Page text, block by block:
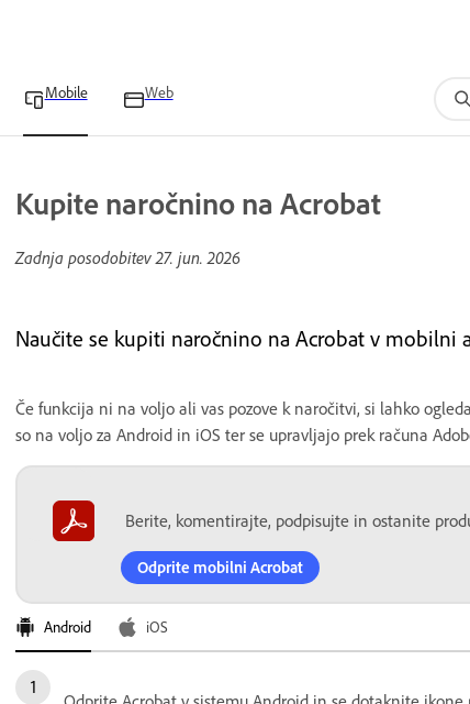
Mobile Web
Kupite naročnino na Acrobat
Zadnja posodobitev27. jun. 2026
Naučite se kupiti naročnino na Acrobat v mobilni
Če funkcija ni na voljo ali vas pozove k naročitvi, si lahko
so na voljo za Android in iOS ter se upravljajo prek računa
Berite, komentirajte, podpisujte in ostanite
Odprite mobilni Acrobat
Android iOS